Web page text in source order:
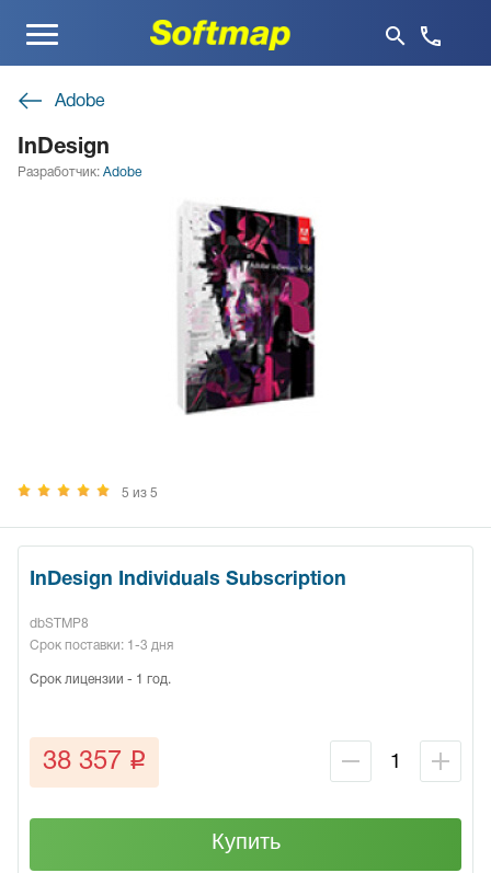
Меню
Adobe
InDesign
Разработчик: Adobe
5 из 5
InDesign Individuals Subscription
dbSTMP8
Срок поставки: 1-3 дня
Срок лицензии - 1 год.
38 357 q
Купить